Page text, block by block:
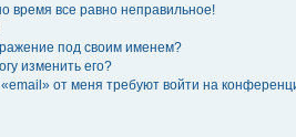
время все равно неправильное!
под своим именем?
изменить его?
от меня требуют войти на